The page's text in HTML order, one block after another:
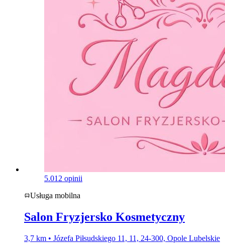
5.012 opinii
Usługa mobilna
Salon Fryzjersko Kosmetyczny
3,7 km • Józefa Piłsudskiego 11, 11, 24-300, Opole Lubelskie